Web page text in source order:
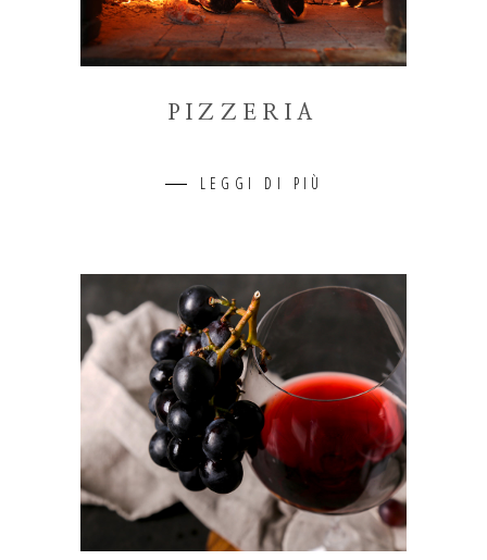
PIZZERIA
LEGGI DI PIÙ